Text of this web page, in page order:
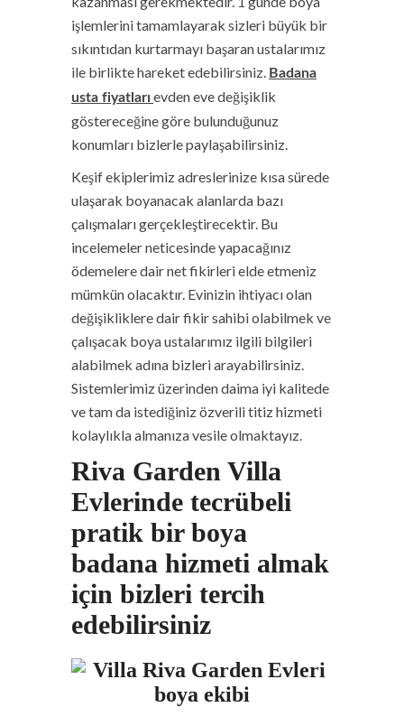
işlemlerini tamamlayarak sizleri büyük bir
sıkıntıdan kurtarmayı başaran ustalarımız
ile birlikte hareket edebilirsiniz. Badana
usta fiyatları evden eve değişiklik
göstereceğine göre bulunduğunuz
konumları bizlerle paylaşabilirsiniz.
Keşif ekiplerimiz adreslerinize kısa sürede
ulaşarak boyanacak alanlarda bazı
çalışmaları gerçekleştirecektir. Bu
incelemeler neticesinde yapacağınız
ödemelere dair net fikirleri elde etmeniz
mümkün olacaktır. Evinizin ihtiyacı olan
değişikliklere dair fikir sahibi olabilmek ve
çalışacak boya ustalarımız ilgili bilgileri
alabilmek adına bizleri arayabilirsiniz.
Sistemlerimiz üzerinden daima iyi kalitede
ve tam da istediğiniz özverili titiz hizmeti
kolaylıkla almanıza vesile olmaktayız.
Riva Garden Villa
Evlerinde tecrübeli
pratik bir boya
badana hizmeti almak
için bizleri tercih
edebilirsiniz